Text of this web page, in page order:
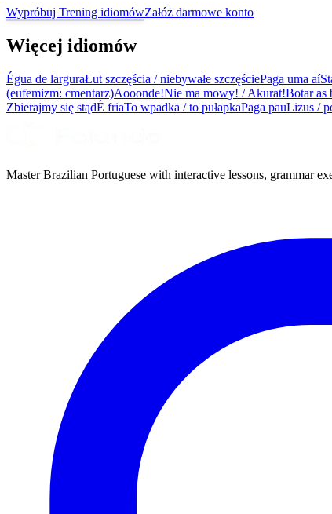
Wypróbuj Trening idiomówZałóż darmowe konto
Więcej idiomów
Égua de larguraŁut szczęścia / niebywałe szczęściePaga uma aí
(eufemizm: cmentarz)Aooonde!Nie ma mowy! / Akurat!Botar as
Zbierajmy się stądÉ friaTo wpadka / to pułapkaPaga pauLizus /
Master Brazilian Portuguese with interactive lessons, grammar